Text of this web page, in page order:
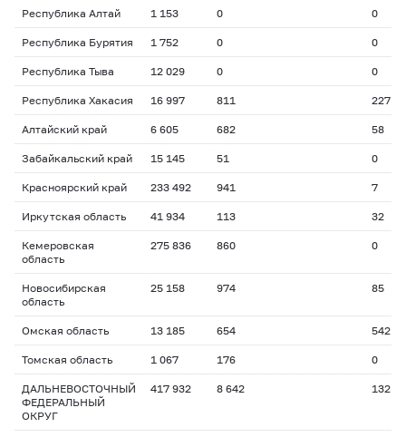
Республика Алтай 1 153 0 0
Республика Бурятия 1 752 0 0
Республика Тыва 12 029 0 0
Республика Хакасия 16 997 811 227
Алтайский край 6 605 682 58
Забайкальский край 15 145 51 0
Красноярский край 233 492 941 7
Иркутская область 41 934 113 32
Кемеровская
область
275 836 860 0
Новосибирская
область
25 158 974 85
Омская область 13 185 654 542
Томская область 1 067 176 0
ДАЛЬНЕВОСТОЧНЫЙ
ФЕДЕРАЛЬНЫЙ
ОКРУГ
417 932 8 642 132